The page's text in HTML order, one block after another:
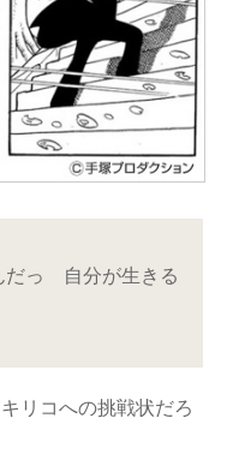
だっ 自分が生きる
リコへの挑戦状だろ